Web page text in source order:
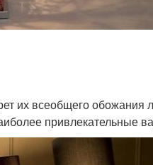
их всеобщего обожания
привлекательные